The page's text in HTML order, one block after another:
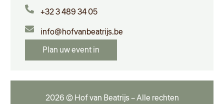
+32 3 489 34 05
info@hofvanbeatrijs.be
Plan uw event in
2026 © Hof van Beatrijs – Alle rechten